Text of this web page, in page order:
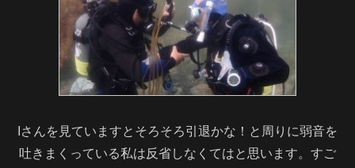
Iさんを見ていますとそろそろ引退かな！と周りに弱音を
吐きまくっている私は反省しなくてはと思います。すご